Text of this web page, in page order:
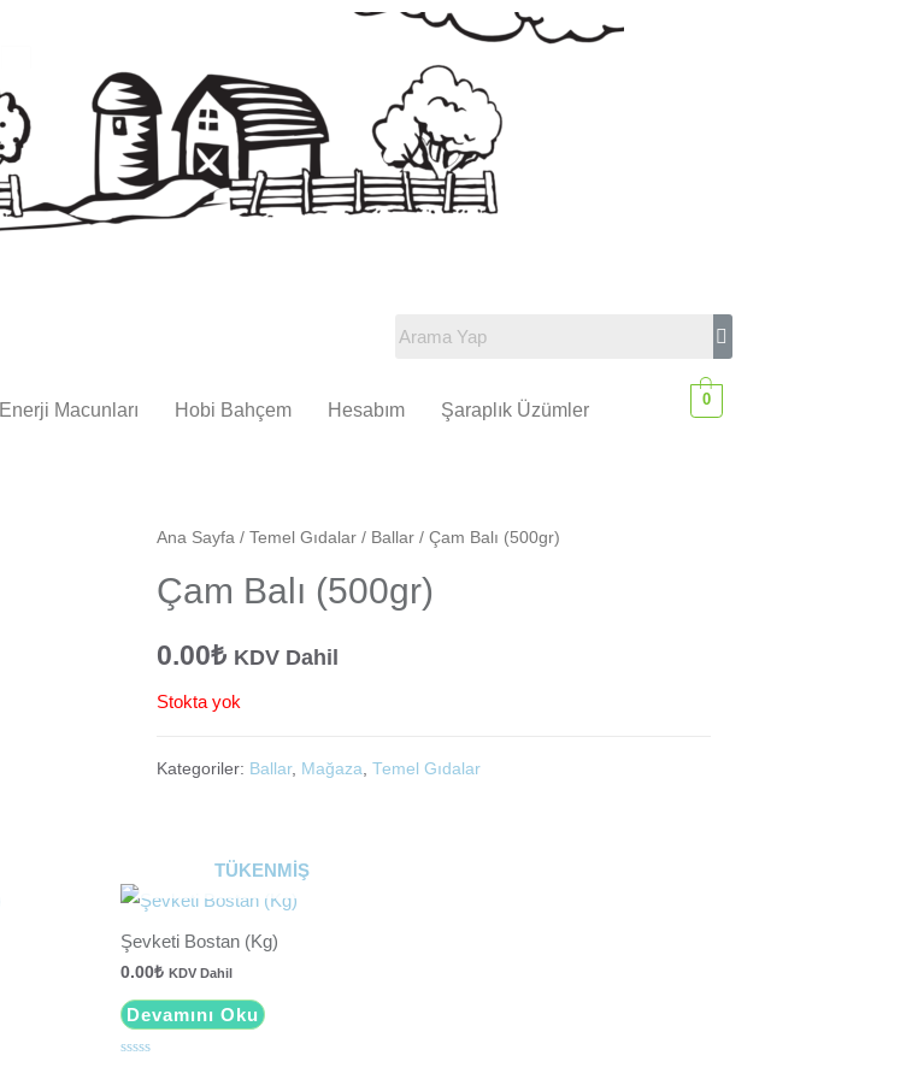
Enerji Macunları Hobi Bahçem Hesabım Şaraplık Üzümler
0
Ana Sayfa / Temel Gıdalar / Ballar / Çam Balı (500gr)
Çam Balı (500gr)
0.00₺ KDV Dahil
Stokta yok
Kategoriler: Ballar, Mağaza Temel Gıdalar
TÜKENMIŞ
Şevketi Bostan (Kg)
0.00₺ KDV Dahil
Devamını Oku